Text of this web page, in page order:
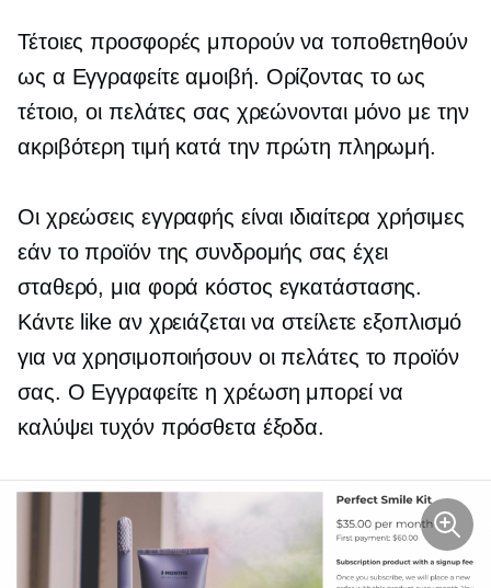
Τέτοιες προσφορές μπορούν να τοποθετηθούν
ως α Εγγραφείτεαμοιβή. Ορίζοντας το ως
τέτοιο, οι πελάτες σας χρεώνονται μόνο με την
ακριβότερη τιμή κατά την πρώτη πληρωμή.
Οι χρεώσεις εγγραφής είναι ιδιαίτερα χρήσιμες
εάν το προϊόν της συνδρομής σας έχει
σταθερό, μια φορά κόστος εγκατάστασης.
Κάντε like αν χρειάζεται να στείλετε εξοπλισμό
για να χρησιμοποιήσουν οι πελάτες το προϊόν
σας. Ο Εγγραφείτε η χρέωση μπορεί να
καλύψει τυχόν πρόσθετα έξοδα.